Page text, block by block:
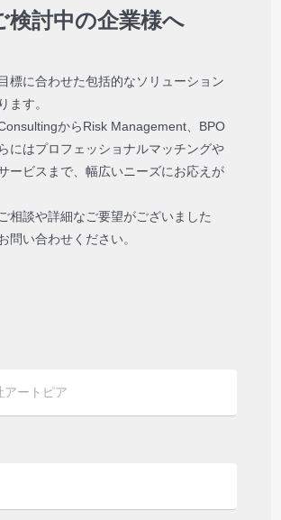
検討中の企業様へ
標に合わせた包括的なソリューション
ます。
からRisk Management、BPO
にはプロフェッショナルマッチングや
ービスまで、幅広いニーズにお応えが
相談や詳細なご要望がございました
問い合わせください。